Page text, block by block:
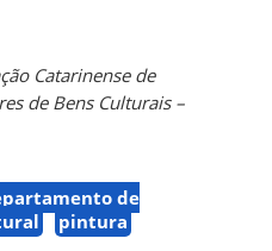
Catarinense de
de Bens Culturais –
de
pintura